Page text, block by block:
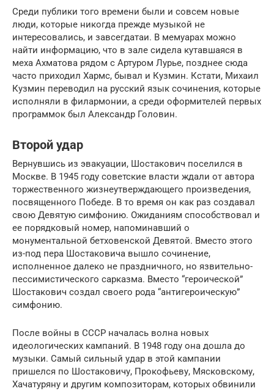
Среди публики того времени были и совсем новые
люди, которые никогда прежде музыкой не
интересовались, и завсегдатаи. В мемуарах можно
найти информацию, что в зале сидела кутавшаяся в
меха Ахматова рядом с Артуром Лурье, позднее сюда
часто приходил Хармс, бывал и Кузмин. Кстати, Михаил
Кузмин переводил на русский язык сочинения, которые
исполняли в филармонии, а среди оформителей первых
программок был Александр Головин.
Второй удар
Вернувшись из эвакуации, Шостакович поселился в
Москве. В 1945 году советские власти ждали от автора
торжественного жизнеутверждающего произведения,
посвященного Победе. В то время он как раз создавал
свою Девятую симфонию. Ожиданиям способствовал и
ее порядковый номер, напоминавший о
монументальной бетховенской Девятой. Вместо этого
из-под пера Шостаковича вышло сочинение,
исполненное далеко не праздничного, но язвительно-
пессимистического сарказма. Вместо “героической”
Шостакович создал своего рода “антигероическую”
симфонию.
После войны в СССР началась волна новых
идеологических кампаний. В 1948 году она дошла до
музыки. Самый сильный удар в этой кампании
пришелся по Шостаковичу, Прокофьеву, Мясковскому,
Хачатуряну и другим композиторам, которых обвинили